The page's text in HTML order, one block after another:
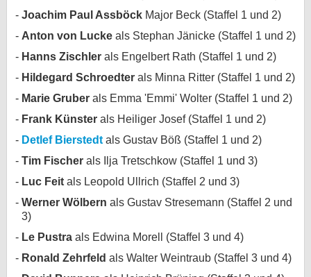
Joachim Paul Assböck Major Beck (Staffel 1 und 2)
Anton von Lucke als Stephan Jänicke (Staffel 1 und 2)
Hanns Zischler als Engelbert Rath (Staffel 1 und 2)
Hildegard Schroedter als Minna Ritter (Staffel 1 und 2)
Marie Gruber als Emma 'Emmi' Wolter (Staffel 1 und 2)
Frank Künster als Heiliger Josef (Staffel 1 und 2)
Detlef Bierstedt als Gustav Böß (Staffel 1 und 2)
Tim Fischer als Ilja Tretschkow (Staffel 1 und 3)
Luc Feit als Leopold Ullrich (Staffel 2 und 3)
Werner Wölbern als Gustav Stresemann (Staffel 2 und
3)
Le Pustra als Edwina Morell (Staffel 3 und 4)
Ronald Zehrfeld als Walter Weintraub (Staffel 3 und 4)